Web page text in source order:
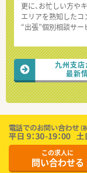
更に、お忙しい方や
エリアを熟知したコ
“出張”個別相談サー
九州支店
最新
この求人に
問い合わせる